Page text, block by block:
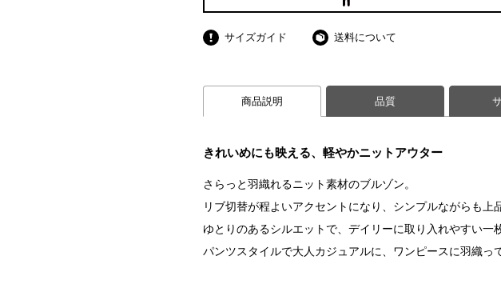
サイズガイド 送料について
商品説明 品質
きれいめにも映える、軽やかニットアウター
さらっと羽織れるニット素材のブルゾン。
リブ切替が程よいアクセントになり、シンプルながらも上
ゆとりのあるシルエットで、デイリーに取り入れやすい一枚
パンツスタイルで大人カジュアルに、ワンピースに羽織っ